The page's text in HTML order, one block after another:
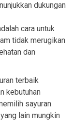
dukungan
cara untuk
tidak merugikan
dan
terbaik
kebutuhan
sayuran
lain mungkin